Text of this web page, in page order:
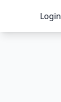
Login